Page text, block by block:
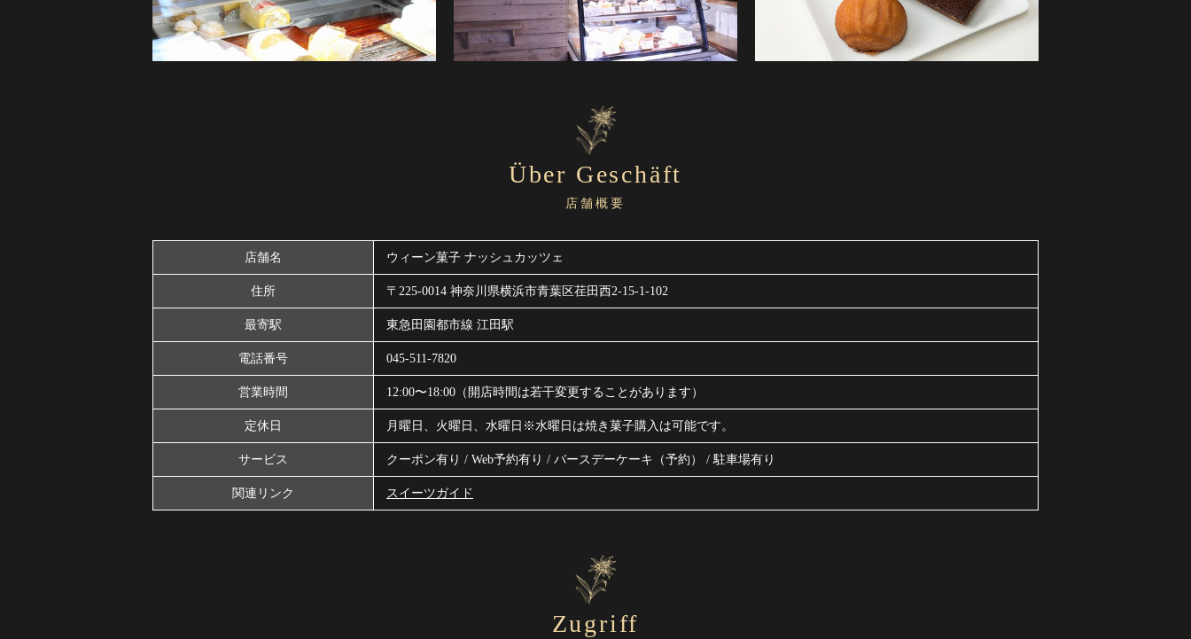
Über Geschäft
店舗概要
店舗名 ウィーン菓子 ナッシュカッツェ
住所 〒225-0014 神奈川県横浜市青葉区荏田西2-15-1-102
最寄駅 東急田園都市線 江田駅
電話番号 045-511-7820
営業時間 12:00〜18:00（開店時間は若干変更することがあります）
定休日 月曜日、火曜日、水曜日※水曜日は焼き菓子購入は可能です。
サービス クーポン有り / Web予約有り / バースデーケーキ（予約） / 駐車場有り
関連リンク スイーツガイド
Zugriff